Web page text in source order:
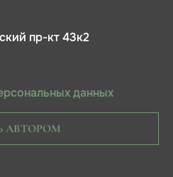
пр-кт 43к2
данных
АВТОРОМ